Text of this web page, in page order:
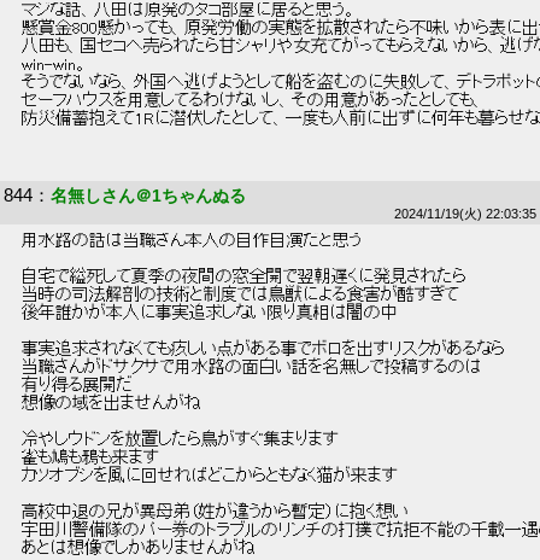
マジな話、八田は原発のタコ部屋に居ると思う。
懸賞金800懸かっても、原発労働の実態を拡散されたら不味いから表に
八田も、国セコへ売られたら甘シャリや女充てがってもらえないから、逃げ
win-win。
そうでないなら、外国へ逃げようとして船を盗むのに失敗して、デトラポッ
セーフハウスを用意してるわけないし、その用意があったとしても、
防災備蓄抱えて1Rに潜伏したとして、一度も人前に出ずに何年も暮らせな
844 ： 名無しさん＠1ちゃんぬる
2024/11/19(火) 22:03:35
用水路の話は当職さん本人の自作自演だと思う
自宅で縊死して夏季の夜間の窓全開で翌朝遅くに発見されたら
当時の司法解剖の技術と制度では鳥獣による食害が酷すぎて
後年誰かが本人に事実追求しない限り真相は闇の中
事実追求されなくても疚しい点がある事でボロを出すリスクがあるなら
当職さんがドサクサで用水路の面白い話を名無しで投稿するのは
有り得る展開だ
想像の域を出ませんがね
冷やしウドンを放置したら鳥がすぐ集まります
雀も鳩も鴉も来ます
カツオブシを風に回せればどこからともなく猫が来ます
高校中退の兄が異母弟（姓が違うから暫定）に抱く想い
宇田川警備隊のパー券のトラブルのリンチの打撲で抗拒不能の千載一
あとは想像でしかありませんがね